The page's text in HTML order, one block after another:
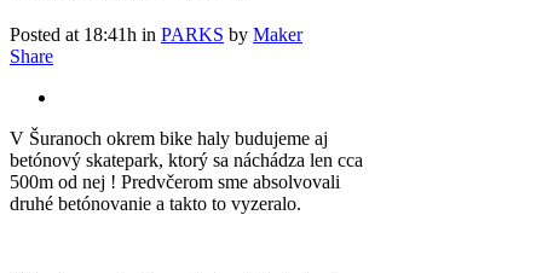
Posted at 18:41h in PARKS by Maker
Share
V Šuranoch okrem bike haly budujeme aj
betónový skatepark, ktorý sa náchádza len cca
500m od nej ! Predvčerom sme absolvovali
druhé betónovanie a takto to vyzeralo.